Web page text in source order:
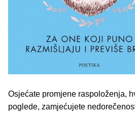
Osjećate promjene raspoloženja,
poglede, zamjećujete